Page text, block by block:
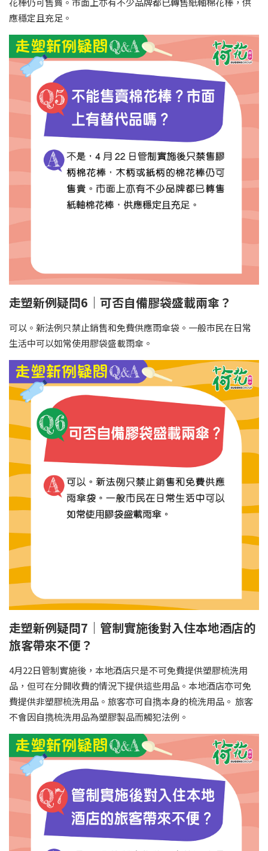
應穩定且充足。
走塑新例疑問6｜可否自備膠袋盛載兩傘？
可以。新法例只禁止銷售和免費供應雨傘袋。一般市民在日常
生活中可以如常使用膠袋盛載雨傘。
走塑新例疑問7｜管制實施後對入住本地酒店的
旅客帶來不便？
4月22日管制實施後，本地酒店只是不可免費提供塑膠梳洗用
品，但可在分開收費的情況下提供這些用品。本地酒店亦可免
費提供非塑膠梳洗用品。旅客亦可自擕本身的梳洗用品。 旅客
不會因自擕梳洗用品為塑膠製品而觸犯法例。